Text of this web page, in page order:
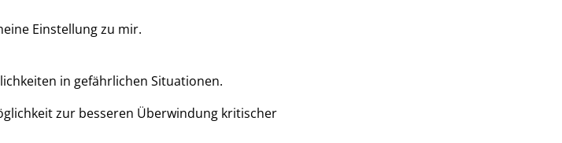
Einstellung zu mir.
in gefährlichen Situationen.
zur besseren Überwindung kritischer